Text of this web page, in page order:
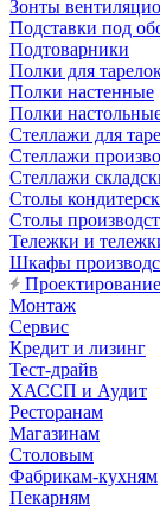
Зонты
Подставки под
Подтоварники
Полки для
Полки настенные
Полки
Стеллажи для
Стеллажи
Стеллажи
Столы
Столы
Тележки и
Шкафы
Проектирование
Монтаж
Сервис
Кредит и лизинг
Тест-драйв
ХАССП и Аудит
Ресторанам
Магазинам
Столовым
Фабрикам-кухням
Пекарням